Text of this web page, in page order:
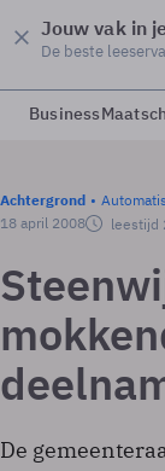
Jouw vak in
De beste
Business
Achtergrond
18 april 2008
leestijd
De